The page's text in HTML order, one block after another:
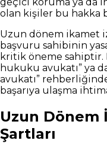
olan kişiler bu hakka
Uzun dönem ikamet
başvuru sahibinin
kritik öneme sahiptir.
hukuku avukatı” ya
avukatı”
başarıya ulaşma
Uzun Dönem
Şartları